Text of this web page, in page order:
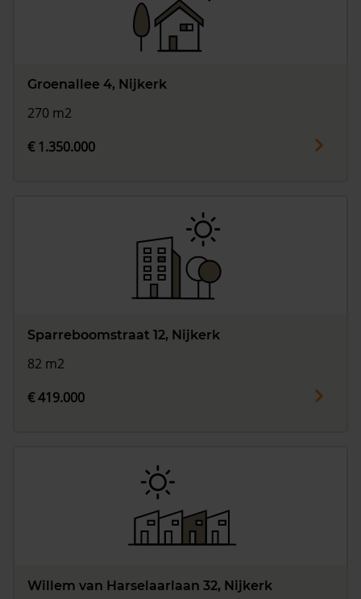
Groenallee 4, Nijkerk
270 m2
€ 1.350.000
Sparreboomstraat 12, Nijkerk
82 m2
€ 419.000
Willem van Harselaarlaan 32, Nijkerk